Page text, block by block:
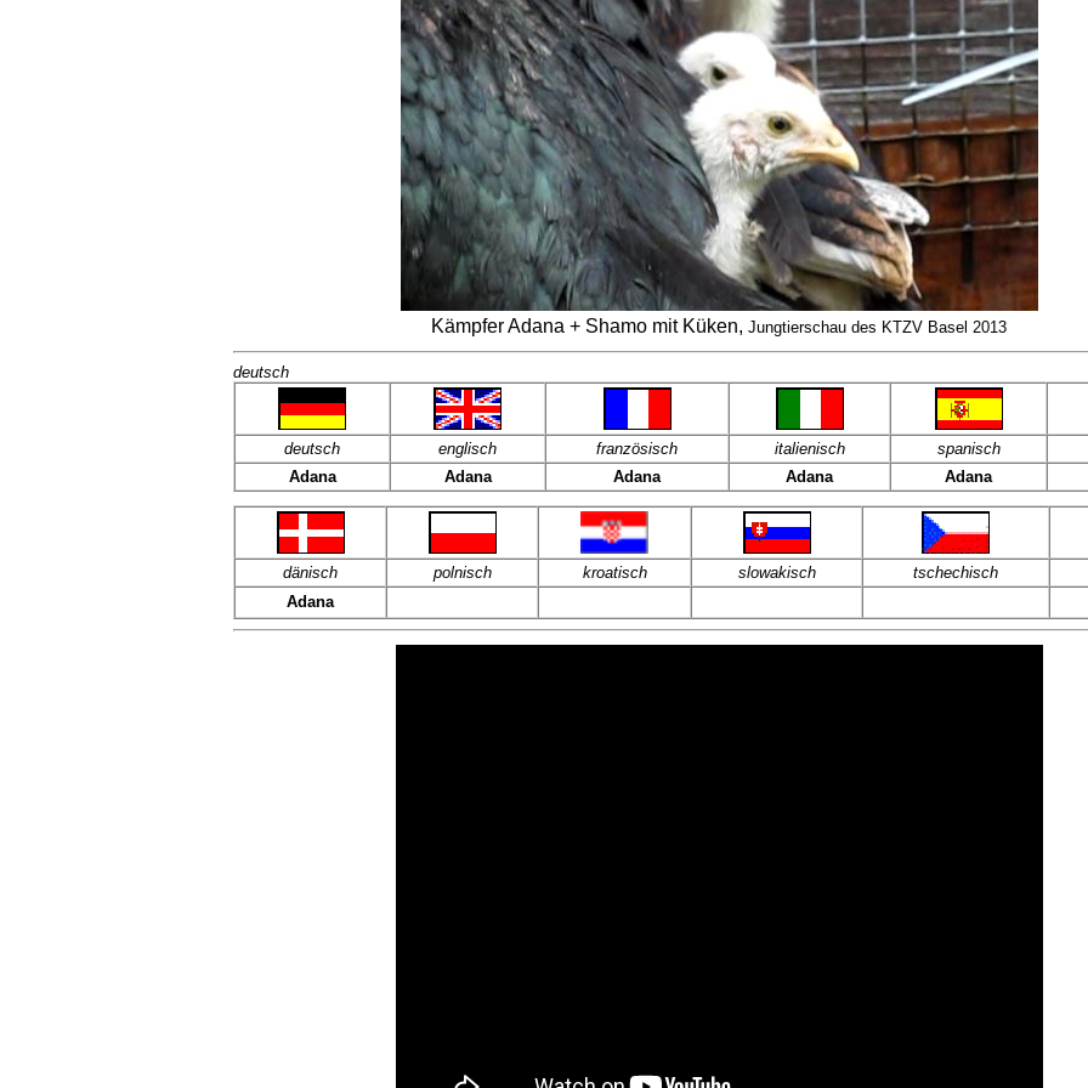
Kämpfer Adana + Shamo mit Küken, Jungtierschau des KTZV Basel 2013
deutsch
deutsch englisch französisch italienisch spanisch
Adana
Adana Adana Adana Adana
dänisch polnisch kroatisch slowakisch tschechisch
Adana